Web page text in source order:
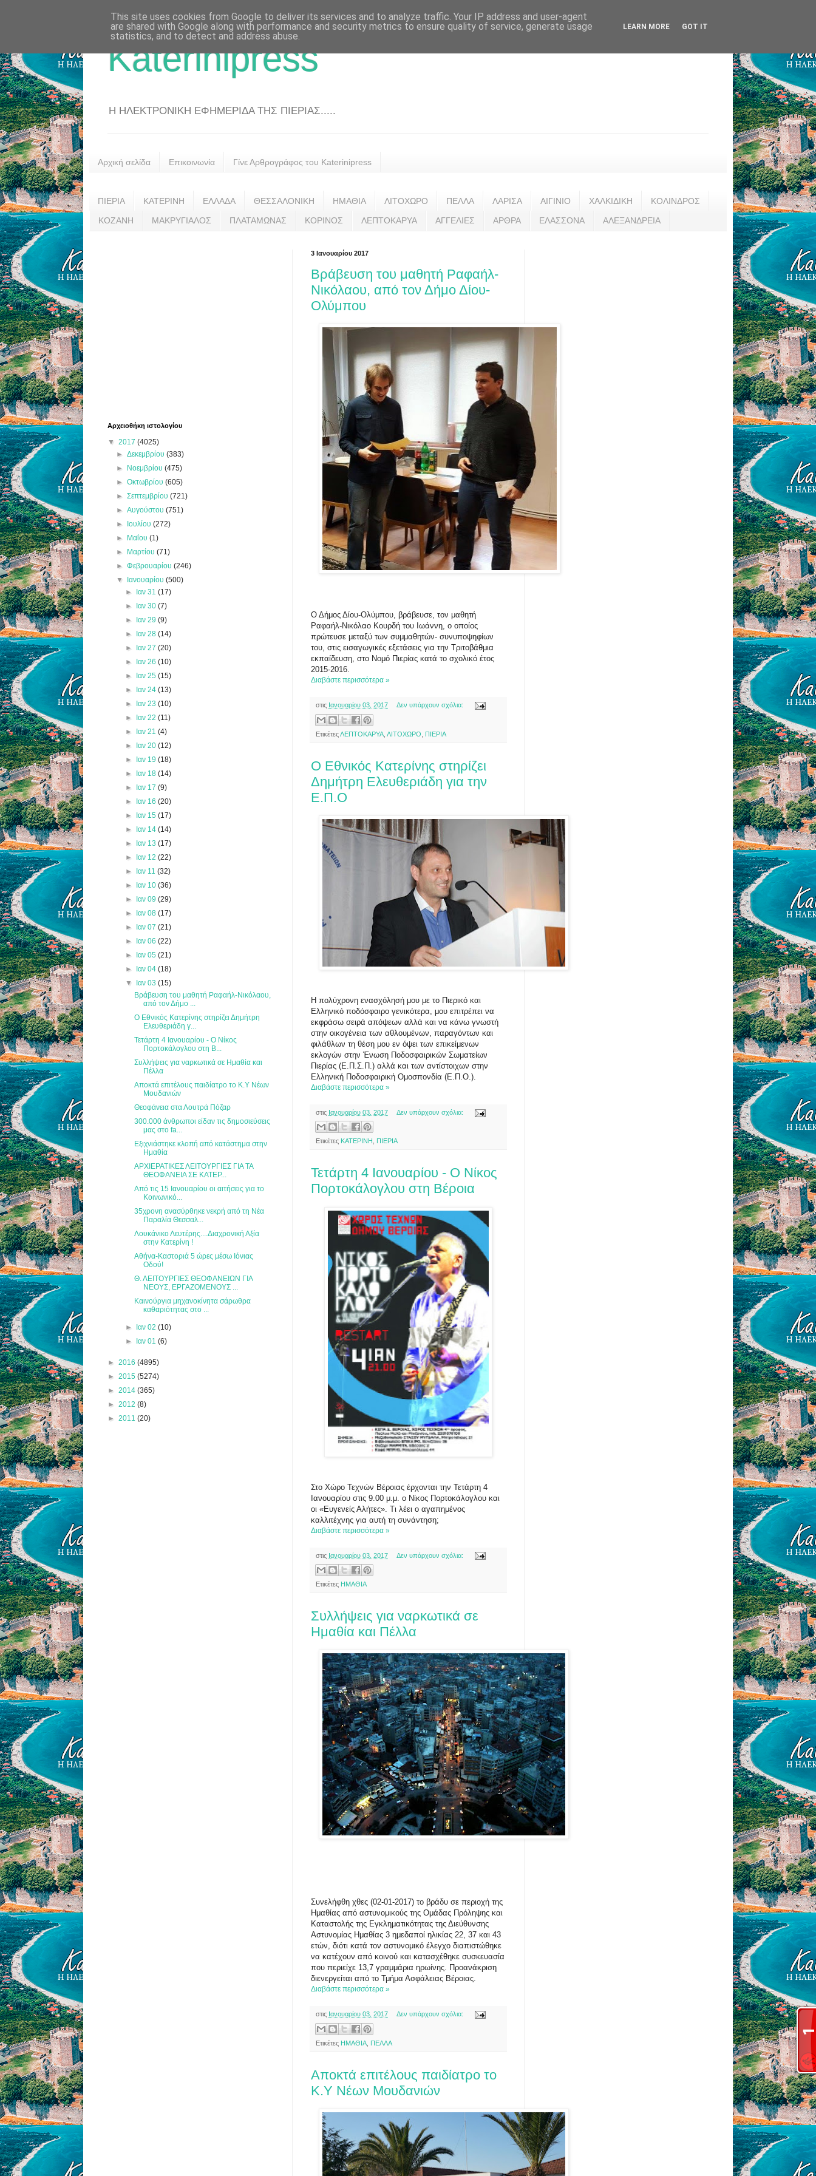
Katerinipress
Η ΗΛΕΚΤΡΟΝΙΚΗ ΕΦΗΜΕΡΙΔΑ ΤΗΣ ΠΙΕΡΙΑΣ.....
Αρχική σελίδα Επικοινωνία Γίνε Αρθρογράφος του Katerinipress
ΠΙΕΡΙΑ ΚΑΤΕΡΙΝΗ ΕΛΛΑΔΑ ΘΕΣΣΑΛΟΝΙΚΗ ΗΜΑΘΙΑ ΛΙΤΟΧΩΡΟ ΠΕΛΛΑ ΛΑΡΙΣΑ ΑΙΓΙΝΙΟ ΧΑΛΚΙΔΙΚΗ ΚΟΛΙΝΔΡΟΣ
ΚΟΖΑΝΗ ΜΑΚΡΥΓΙΑΛΟΣ ΠΛΑΤΑΜΩΝΑΣ ΚΟΡΙΝΟΣ ΛΕΠΤΟΚΑΡΥΑ ΑΓΓΕΛΙΕΣ ΑΡΘΡΑ ΕΛΑΣΣΟΝΑ ΑΛΕΞΑΝΔΡΕΙΑ
3 Ιανουαρίου 2017
Βράβευση του μαθητή Ραφαήλ-
Νικόλαου, από τον Δήμο Δίου-
Ολύμπου
Ο Δήμος Δίου-Ολύμπου, βράβευσε, τον μαθητή
Ραφαήλ-Νικόλαο Κουρδή του Ιωάννη, ο οποίος
πρώτευσε μεταξύ των συμμαθητών- συνυποψηφίων
του, στις εισαγωγικές εξετάσεις για την Τριτοβάθμια
εκπαίδευση, στο Νομό Πιερίας κατά το σχολικό έτος
2015-2016.
Διαβάστε περισσότερα »
στις Ιανουαρίου 03, 2017 Δεν υπάρχουν σχόλια:
ΕτικέτεςΛΕΠΤΟΚΑΡΥΑ ΛΙΤΟΧΩΡΟ ΠΙΕΡΙΑ
Ο Εθνικός Κατερίνης στηρίζει
Δημήτρη Ελευθεριάδη για την
Ε.Π.Ο
Η πολύχρονη ενασχόλησή μου με το Πιερικό και
Ελληνικό ποδόσφαιρο γενικότερα, μου επιτρέπει να
εκφράσω σειρά απόψεων αλλά και να κάνω γνωστή
στην οικογένεια των αθλουμένων, παραγόντων και
φιλάθλων τη θέση μου εν όψει των επικείμενων
εκλογών στην Ένωση Ποδοσφαιρικών Σωματείων
Πιερίας (Ε.Π.Σ.Π.) αλλά και των αντίστοιχων στην
Ελληνική Ποδοσφαιρική Ομοσπονδία (Ε.Π.Ο.).
Διαβάστε περισσότερα »
στις Ιανουαρίου 03, 2017 Δεν υπάρχουν σχόλια:
Ετικέτες ΚΑΤΕΡΙΝΗ ΠΙΕΡΙΑ
Τετάρτη 4 Ιανουαρίου - Ο Νίκος
Πορτοκάλογλου στη Βέροια
Στο Χώρο Τεχνών Βέροιας έρχονται την Τετάρτη 4
Ιανουαρίου στις 9.00 μ.μ. ο Νίκος Πορτοκάλογλου και
οι «Ευγενείς Αλήτες». Τι λέει ο αγαπημένος
καλλιτέχνης για αυτή τη συνάντηση;
Διαβάστε περισσότερα »
στις Ιανουαρίου 03, 2017 Δεν υπάρχουν σχόλια:
Ετικέτες ΗΜΑΘΙΑ
Συλλήψεις για ναρκωτικά σε
Ημαθία και Πέλλα
Συνελήφθη χθες (02-01-2017) το βράδυ σε περιοχή της
Ημαθίας από αστυνομικούς της Ομάδας Πρόληψης και
Καταστολής της Εγκληματικότητας της Διεύθυνσης
Αστυνομίας Ημαθίας 3 ημεδαποί ηλικίας 22, 37 και 43
ετών, διότι κατά τον αστυνομικό έλεγχο διαπιστώθηκε
να κατέχουν από κοινού και κατασχέθηκε συσκευασία
που περιείχε 13,7 γραμμάρια ηρωίνης. Προανάκριση
διενεργείται από το Τμήμα Ασφάλειας Βέροιας.
Διαβάστε περισσότερα »
στις Ιανουαρίου 03, 2017 Δεν υπάρχουν σχόλια:
Ετικέτες ΗΜΑΘΙΑ ΠΕΛΛΑ
Αποκτά επιτέλους παιδίατρο το
Κ.Υ Νέων Μουδανιών
Αρχειοθήκη ιστολογίου
▼ 2017 (4025)
►Δεκεμβρίου(383)
► Νοεμβρίου(475)
►Οκτωβρίου(605)
►Σεπτεμβρίου(721)
►Αυγούστου(751)
► Ιουλίου(272)
► Μαΐου(1)
► Μαρτίου(71)
►Φεβρουαρίου(246)
▼ Ιανουαρίου(500)
► Ιαν 31 (17)
► Ιαν 30 (7)
► Ιαν 29 (9)
► Ιαν 28 (14)
► Ιαν 27 (20)
► Ιαν 26 (10)
► Ιαν 25 (15)
► Ιαν 24 (13)
► Ιαν 23 (10)
► Ιαν 22 (11)
► Ιαν 21 (4)
► Ιαν 20 (12)
► Ιαν 19 (18)
► Ιαν 18 (14)
► Ιαν 17 (9)
► Ιαν 16 (20)
► Ιαν 15 (17)
► Ιαν 14 (14)
► Ιαν 13 (17)
► Ιαν 12 (22)
► Ιαν 11 (32)
► Ιαν 10 (36)
► Ιαν 09 (29)
► Ιαν 08 (17)
► Ιαν 07 (21)
► Ιαν 06 (22)
► Ιαν 05 (21)
► Ιαν 04 (18)
▼ Ιαν 03 (15)
Βράβευση του μαθητή Ραφαήλ-Νικόλαου,
από τον Δήμο ...
Ο Εθνικός Κατερίνης στηρίζει Δημήτρη
Ελευθεριάδη γ...
Τετάρτη 4 Ιανουαρίου - Ο Νίκος
Πορτοκάλογλου στη Β...
Συλλήψεις για ναρκωτικά σε Ημαθία και
Πέλλα
Αποκτά επιτέλους παιδίατρο το Κ.Υ Νέων
Μουδανιών
Θεοφάνεια στα Λουτρά Πόζαρ
300.000 άνθρωποι είδαν τις δημοσιεύσεις
μας στο fa...
Εξιχνιάστηκε κλοπή από κατάστημα στην
Ημαθία
ΑΡΧΙΕΡΑΤΙΚΕΣ ΛΕΙΤΟΥΡΓΙΕΣ ΓΙΑ ΤΑ
ΘΕΟΦΑΝΕΙΑ ΣΕ ΚΑΤΕΡ...
Από τις 15 Ιανουαρίου οι αιτήσεις για το
Κοινωνικό...
35χρονη ανασύρθηκε νεκρή από τη Νέα
Παραλία Θεσσαλ...
Λουκάνικο Λευτέρης....Διαχρονική Αξία
στην Κατερίνη !
Αθήνα-Καστοριά 5 ώρες μέσω Ιόνιας
Οδού!
Θ. ΛΕΙΤΟΥΡΓΙΕΣ ΘΕΟΦΑΝΕΙΩΝ ΓΙΑ
ΝΕΟΥΣ, ΕΡΓΑΖΟΜΕΝΟΥΣ ...
Καινούργια μηχανοκίνητα σάρωθρα
καθαριότητας στο ...
► Ιαν 02 (10)
► Ιαν 01 (6)
► 2016 (4895)
► 2015 (5274)
► 2014 (365)
► 2012 (8)
► 2011 (20)
This site uses cookies from Google to deliver its services and to analyze traffic. Your IP address and user-agent
are shared with Google along with performance and security metrics to ensure quality of service, generate usage
statistics, and to detect and address abuse.
LEARN MORE GOT IT